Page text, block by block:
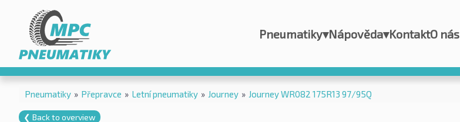
Pneumatiky▾Nápověda▾KontaktO nás
Pneumatiky » Přepravce » Letní pneumatiky » Journey » Journey WR082 175R13 97/95Q
❮ Back to overview